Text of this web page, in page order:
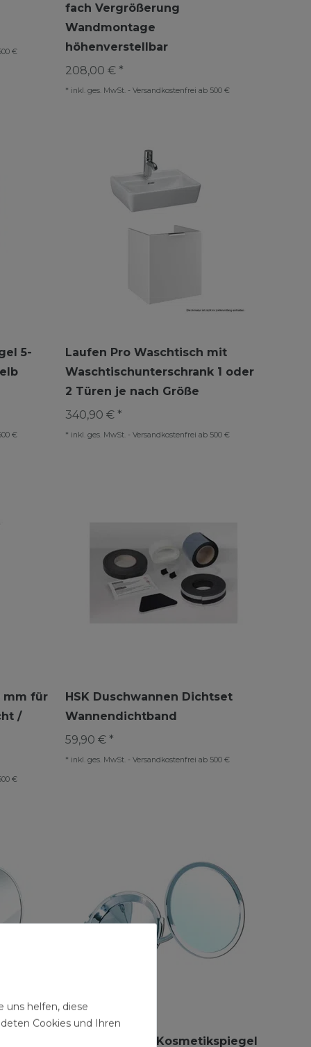
€
fach Vergrößerung
Wandmontage
höhenverstellbar
208,00 € *
* inkl. ges. MwSt.- Versandkostenfrei ab 500 €
5-
€
Laufen Pro Waschtisch mit
Waschtischunterschrank 1 oder
2 Türen je nach Größe
340,90 € *
* inkl. ges. MwSt.- Versandkostenfrei ab 500 €
mm für
/
€
HSK Duschwannen Dichtset
Wannendichtband
59,90 € *
* inkl. ges. MwSt.- Versandkostenfrei ab 500 €
Bravat Spiegel Kosmetikspiegel
uns helfen, diese
Cookies und Ihren